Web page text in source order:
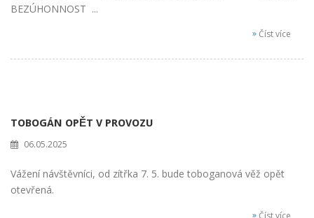
BEZÚHONNOST ...
»Číst více
TOBOGÁN OPĚT V PROVOZU
06.05.2025
Vážení návštěvníci, od zítřka 7. 5. bude toboganová věž opět
otevřená.
»Číst více